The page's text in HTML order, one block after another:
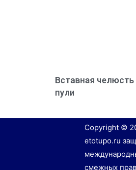
Вставная челюсть
пули
Copyright ©
etotupo.ru
смежных